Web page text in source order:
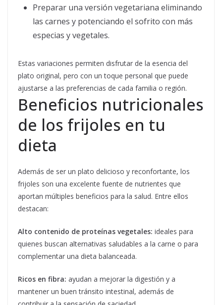
Preparar una versión vegetariana eliminando
las carnes y potenciando el sofrito con más
especias y vegetales.
Estas variaciones permiten disfrutar de la esencia del
plato original, pero con un toque personal que puede
ajustarse a las preferencias de cada familia o región.
Beneficios nutricionales
de los frijoles en tu
dieta
Además de ser un plato delicioso y reconfortante, los
frijoles son una excelente fuente de nutrientes que
aportan múltiples beneficios para la salud. Entre ellos
destacan:
Alto contenido de proteínas vegetales: ideales para
quienes buscan alternativas saludables a la carne o para
complementar una dieta balanceada.
Ricos en fibra: ayudan a mejorar la digestión y a
mantener un buen tránsito intestinal, además de